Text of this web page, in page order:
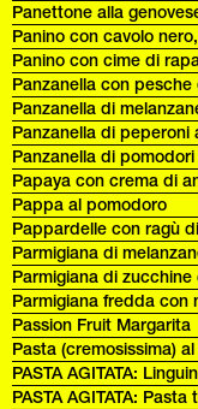
Panettone alla
Panino con cavolo
Panino con cime di
Panzanella con
Panzanella di
Panzanella di peperoni
Panzanella di
Papaya con crema di
Pappa al pomodoro
Pappardelle con ragù
Parmigiana di
Parmigiana di
Parmigiana fredda con
Passion Fruit Margarita
Pasta (cremosissima)
PASTA AGITATA:
PASTA AGITATA: